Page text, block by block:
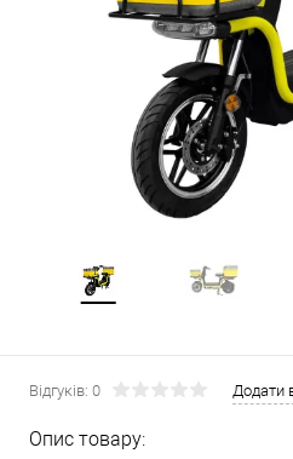
Відгуків: 0 Додати
Опис товару: